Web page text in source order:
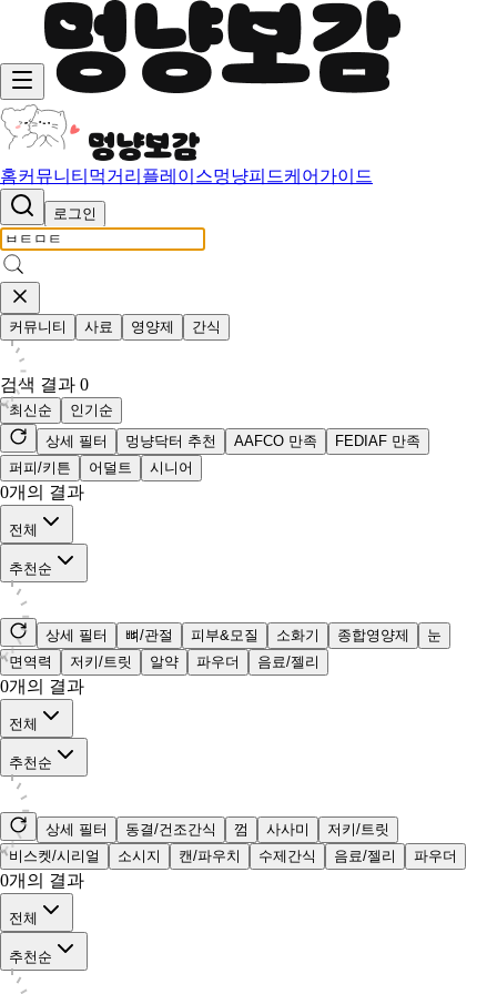
홈커뮤니티 먹거리 플레이스멍냥피드케어가이드
로그인
커뮤니티 사료 영양제 간식
검색 결과 0
최신순
인기순
상세 필터
멍냥닥터 추천 AAFCO 만족
FEDIAF 만족
퍼피/키튼
어덜트 시니어
0개의 결과
전체
추천순
상세 필터 뼈/관절 피부&모질 소화기 종합영양제
눈
면역력
저키/트릿 알약 파우더 음료/젤리
0개의 결과
전체
추천순
상세 필터 동결/건조간식 껌 사사미
저키/트릿
비스켓/시리얼
소시지 캔/파우치 수제간식 음료/젤리 파우더
0개의 결과
전체
추천순